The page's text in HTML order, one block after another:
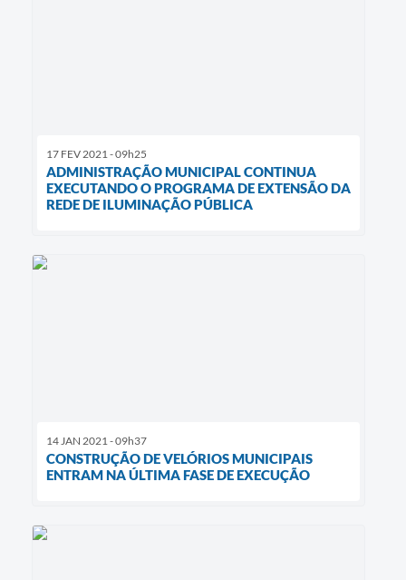
17 FEV 2021 - 09h25
ADMINISTRAÇÃO MUNICIPAL CONTINUA
EXECUTANDO O PROGRAMA DE EXTENSÃO DA
REDE DE ILUMINAÇÃO PÚBLICA
14 JAN 2021 - 09h37
CONSTRUÇÃO DE VELÓRIOS MUNICIPAIS
ENTRAM NA ÚLTIMA FASE DE EXECUÇÃO